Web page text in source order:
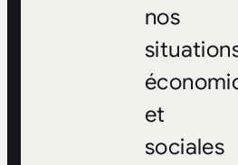
nos
et
sociales